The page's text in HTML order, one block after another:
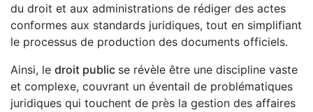
du droit et aux administrations de rédiger des actes
conformes aux standards juridiques, tout en simplifiant
le processus de production des documents officiels.
Ainsi, le droit public se révèle être une discipline vaste
et complexe, couvrant un éventail de problématiques
juridiques qui touchent de près la gestion des affaires